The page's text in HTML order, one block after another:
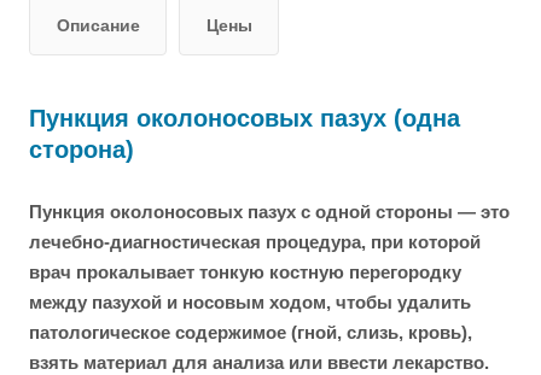
Описание Цены
Пункция околоносовых пазух (одна
сторона)
Пункция околоносовых пазух с одной стороны — это
лечебно-диагностическая процедура, при которой
врач прокалывает тонкую костную перегородку
между пазухой и носовым ходом, чтобы удалить
патологическое содержимое (гной, слизь, кровь),
взять материал для анализа или ввести лекарство.